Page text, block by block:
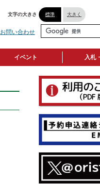
標準 大きく
文字の大きさ
お問い合わせ
イベント 入札